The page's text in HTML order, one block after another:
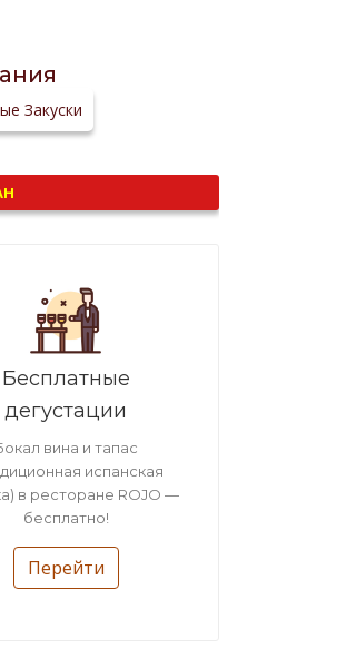
Закуски
Бесплатные
дегустации
вина и тапас
испанская
в ресторане ROJO —
бесплатно!
Перейти